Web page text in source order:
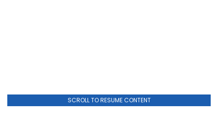
SCROLL TO RESUME CONTENT